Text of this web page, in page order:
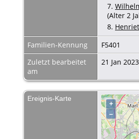
7.
(Alter 2
8.
Familien-Kennung
F5401
Zuletzt bearbeitet
am
21 Jan 2023
Ereignis-Karte
+
–